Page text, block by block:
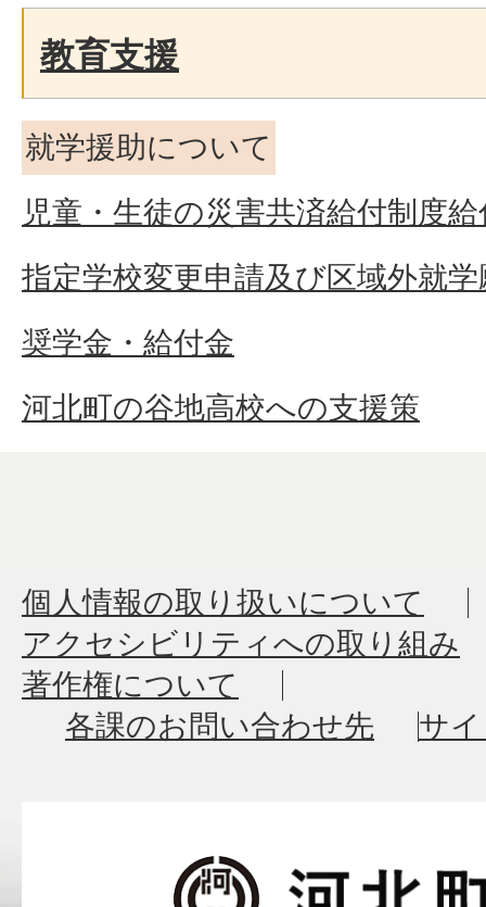
教育支援
就学援助について
児童・生徒の災害共済給付制度給
指定学校変更申請及び区域外就
奨学金・給付金
河北町の谷地高校への支援策
個人情報の取り扱いについて
アクセシビリティへの取り組み
著作権について
各課のお問い合わせ先
サ